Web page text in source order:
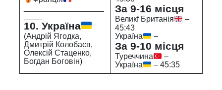
10. Україна
(Андрій Ягодка,
Дмитрій Колобаєв,
Олексій Стаценко,
Богдан Боговін)
За 9-16 місця
Великf Британія
–
45:43
Україна
–
За 9-10 місця
Туреччина
–
Україна
– 45:35